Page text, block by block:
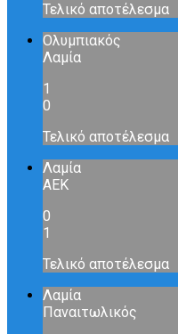
Τελικό αποτέλεσμα
Ολυμπιακός
Λαμία
1
0
Τελικό αποτέλεσμα
Λαμία
ΑΕΚ
0
1
Τελικό αποτέλεσμα
Λαμία
Παναιτωλικός